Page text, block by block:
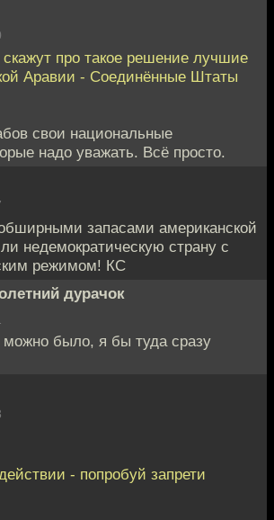
про такое решение лучшие
Аравии - Соединённые Штаты
свои национальные
надо уважать. Всё просто.
запасами американской
недемократическую страну с
режимом! КС
дурачок
было, я бы туда сразу
- попробуй запрети